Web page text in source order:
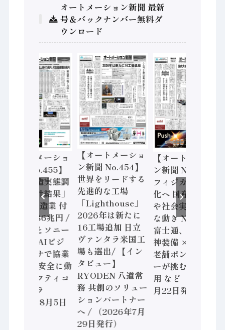
オートメーション新聞 最新
号＆バックナンバー無料ダ
ウンロード
【オートメーショ
ン新聞 No.455】
「経済構造実態調
査二次集計結果」
2024年製造業 付
加価値額86兆円 /
三菱電機とソニー
セミコン AIビジ
ョンセンサで協業
/ IDEC、安全に動
かすセーフティコ
ントローラ
（2026年8月5日
【オートメーショ
ン新聞 No.454】
世界をリードする
先進的な工場
「Lighthouse」
2026年は新たに
16工場追加 日立
ヴァンタラ米国工
場も選出/ 【イン
タビュー】
RYODEN 八道常
務 共創のソリュー
ションパートナー
へ / （2026年7月
29日発行）
【オートメーショ
ン新聞 No.453】
フィジカルAI本格
化へ 国産AI開発
や社会実装に活発
な動き Noetra、
富士通、日立 / 兵
神装備 × HMS、
老舗ポンプメーカ
ーが挑むデータ活
用 など（2026年7
月22日発行）